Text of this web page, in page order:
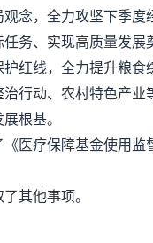
念，全力攻坚下季度
任务、实现高质量发展
红线，全力提升粮食
行动、农村特色产业
根基。
医疗保障基金使用监
其他事项。